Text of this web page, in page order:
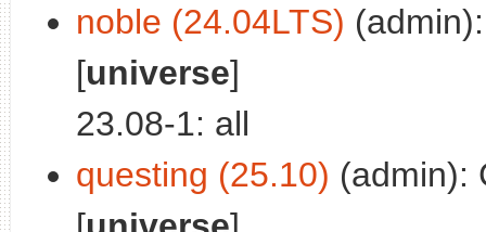
noble (24.04LTS)
[universe]
23.08-1: all
questing (25.10) (admin):